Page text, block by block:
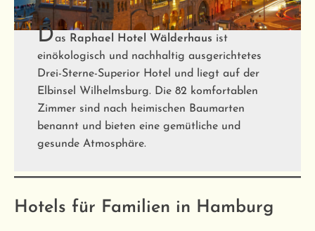
Das Raphael Hotel Wälderhaus ist
einökologisch und nachhaltig ausgerichtetes
Drei-Sterne-Superior Hotel und liegt auf der
Elbinsel Wilhelmsburg. Die 82 komfortablen
Zimmer sind nach heimischen Baumarten
benannt und bieten eine gemütliche und
gesunde Atmosphäre.
Hotels für Familien in Hamburg